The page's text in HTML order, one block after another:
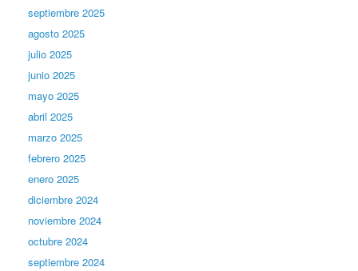
septiembre 2025
agosto 2025
julio 2025
junio 2025
mayo 2025
abril 2025
marzo 2025
febrero 2025
enero 2025
diciembre 2024
noviembre 2024
octubre 2024
septiembre 2024